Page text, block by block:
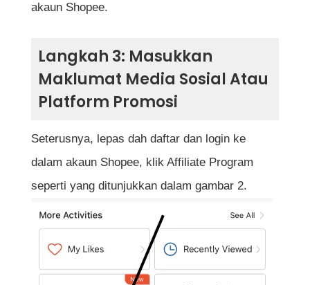
akaun Shopee.
Langkah 3: Masukkan
Maklumat Media Sosial Atau
Platform Promosi
Seterusnya, lepas dah daftar dan login ke
dalam akaun Shopee, klik Affiliate Program
seperti yang ditunjukkan dalam gambar 2.